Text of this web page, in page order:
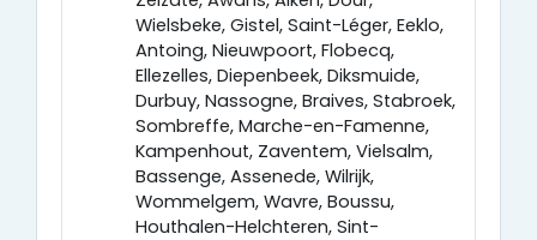
Wielsbeke, Gistel, Saint-Léger, Eeklo,
Antoing, Nieuwpoort, Flobecq,
Ellezelles, Diepenbeek, Diksmuide,
Durbuy, Nassogne, Braives, Stabroek,
Sombreffe, Marche-en-Famenne,
Kampenhout, Zaventem, Vielsalm,
Bassenge, Assenede, Wilrijk,
Wommelgem, Wavre, Boussu,
Houthalen-Helchteren, Sint-